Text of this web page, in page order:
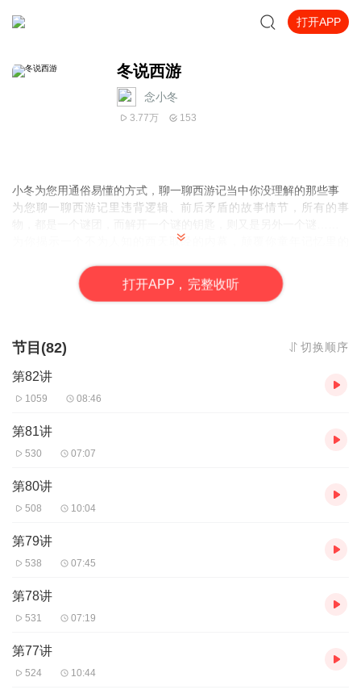
打开APP
冬说西游
念小冬
3.77万 153
小冬为您用通俗易懂的方式，聊一聊西游记当中你没理解的那些事
为您聊一聊西游记里违背逻辑、前后矛盾的故事情节，所有的事
为你揭示一个不为人知的西天取经的内幕，颠覆你童年记忆里的
节目为免费，欢迎听友们，踊跃订阅，每日上午11:00，下午18:00
为小冬的直播时间，想听现场的也欢迎来直播间玩耍！
的支持！
打开APP，完整收听
节目(82) 切换顺序
第82讲
1059 08:46
第81讲
530 07:07
第80讲
508 10:04
第79讲
538 07:45
第78讲
531 07:19
第77讲
524 10:44